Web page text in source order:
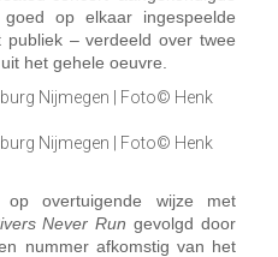
op elkaar ingespeelde
– verdeeld over twee
het gehele oeuvre.
overtuigende wijze met
Never Run gevolgd door
nummer afkomstig van het